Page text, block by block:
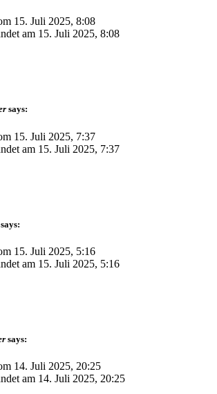
15. Juli 2025, 8:08
am 15. Juli 2025, 8:08
says:
15. Juli 2025, 7:37
am 15. Juli 2025, 7:37
says:
15. Juli 2025, 5:16
am 15. Juli 2025, 5:16
says:
14. Juli 2025, 20:25
am 14. Juli 2025, 20:25